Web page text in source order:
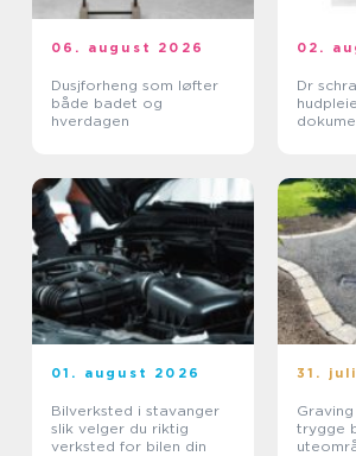
06. august 2026
Dusjforheng som løfter
både badet og
hverdagen
02.
Dr
01. august 2026
Bilverksted i stavanger
slik velger du riktig
verksted for bilen din
31.
Graving grunnlaget for
trygge